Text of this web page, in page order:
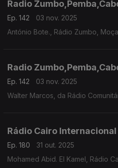
Radio
Ep. 142
03 nov. 2025
António Bote., Rádio Zumbo,
Radio
Ep. 142
03 nov. 2025
Walter Marcos, da Rádio
Rádio Cairo Internacional
Ep. 180
31 out. 2025
Mohamed Abid. El Kamel, Rádio